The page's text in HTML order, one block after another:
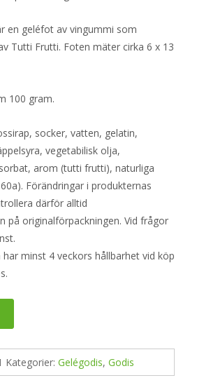
en geléfot av vingummi som
Tutti Frutti. Foten mäter cirka 6 x 13
100 gram.
socker, vatten, gelatin,
vegetabilisk olja,
arom (tutti frutti), naturliga
Förändringar i produkternas
därför alltid
på originalförpackningen. Vid frågor
minst 4 veckors hållbarhet vid köp
Kategorier: Gelégodis, Godis